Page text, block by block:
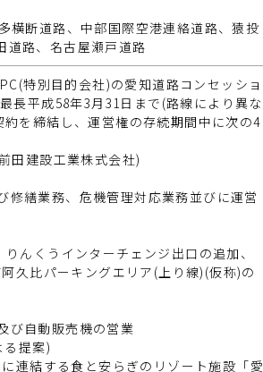
横断道路、中部国際空港連絡道路、猿投
道路、名古屋瀬戸道路
特別目的会社)の愛知道路コンセッショ
長平成58年3月31日まで(路線により異な
を締結し、運営権の存続期間中に次の4
田建設工業株式会社)
修繕業務、危機管理対応業務並びに運営
んくうインターチェンジ出口の追加、
久比パーキングエリア(上り線)(仮称)の
び自動販売機の営業
提案)
連結する食と安らぎのリゾート施設「愛